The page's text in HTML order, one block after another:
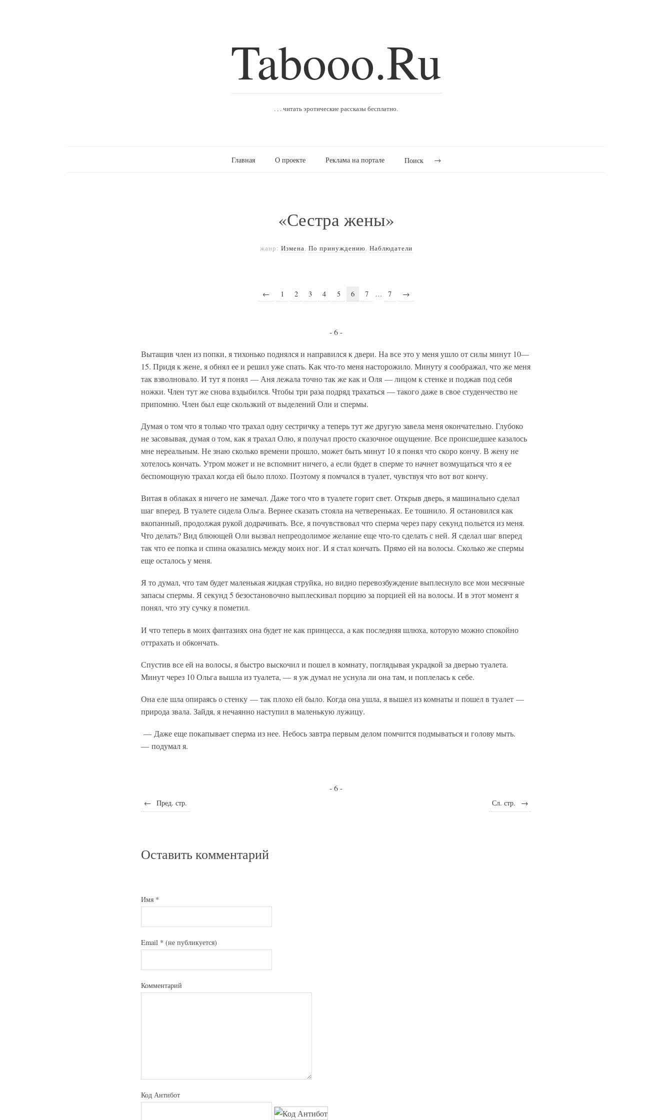
Tabooo.Ru
. . . читать эротические рассказы бесплатно.
Главная О проекте Реклама на портале Поиск
«Сестра жены»
жанр: Измена, По принуждению, Наблюдатели
← 1 2 3 4 5 6 7 … 7 →
- 6 -
Вытащив член из попки, я тихонько поднялся и направился к двери. На все это у меня ушло от силы минут 10—
15. Придя к жене, я обнял ее и решил уже спать. Как что-то меня насторожило. Минуту я соображал, что же меня
так взволновало. И тут я понял — Аня лежала точно так же как и Оля — лицом к стенке и поджав под себя
ножки. Член тут же снова вздыбился. Чтобы три раза подряд трахаться — такого даже в свое студенчество не
припомню. Член был еще скользкий от выделений Оли и спермы.
Думая о том что я только что трахал одну сестричку а теперь тут же другую завела меня окончательно. Глубоко
не засовывая, думая о том, как я трахал Олю, я получал просто сказочное ощущение. Все происшедшее казалось
мне нереальным. Не знаю сколько времени прошло, может быть минут 10 я понял что скоро кончу. В жену не
хотелось кончать. Утром может и не вспомнит ничего, а если будет в сперме то начнет возмущаться что я ее
беспомощную трахал когда ей было плохо. Поэтому я помчался в туалет, чувствуя что вот вот кончу.
Витая в облаках я ничего не замечал. Даже того что в туалете горит свет. Открыв дверь, я машинально сделал
шаг вперед. В туалете сидела Ольга. Вернее сказать стояла на четвереньках. Ее тошнило. Я остановился как
вкопанный, продолжая рукой додрачивать. Все, я почувствовал что сперма через пару секунд польется из меня.
Что делать? Вид блюющей Оли вызвал непреодолимое желание еще что-то сделать с ней. Я сделал шаг вперед
так что ее попка и спина оказались между моих ног. И я стал кончать. Прямо ей на волосы. Сколько же спермы
еще осталось у меня.
Я то думал, что там будет маленькая жидкая струйка, но видно перевозбуждение выплеснуло все мои месячные
запасы спермы. Я секунд 5 безостановочно выплескивал порцию за порцией ей на волосы. И в этот момент я
понял, что эту сучку я пометил.
И что теперь в моих фантазиях она будет не как принцесса, а как последняя шлюха, которую можно спокойно
оттрахать и обкончать.
Спустив все ей на волосы, я быстро выскочил и пошел в комнату, поглядывая украдкой за дверью туалета.
Минут через 10 Ольга вышла из туалета, — я уж думал не уснула ли она там, и поплелась к себе.
Она еле шла опираясь о стенку — так плохо ей было. Когда она ушла, я вышел из комнаты и пошел в туалет —
природа звала. Зайдя, я нечаянно наступил в маленькую лужицу.
— Даже еще покапывает сперма из нее. Небось завтра первым делом помчится подмываться и голову мыть.
— подумал я.
- 6 -
← Пред. стр. Сл. стр. →
Оставить комментарий
Имя *
Email * (не публикуется)
Комментарий
Код Антибот